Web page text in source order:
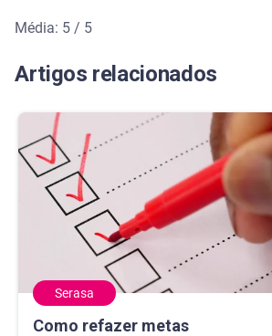
Média: 5 / 5
Artigos relacionados
Serasa
Como refazer metas
Como refazer metas financeiras